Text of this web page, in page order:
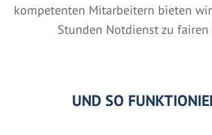
kompetenten Mitarbeitern bieten
Stunden Notdienst zu fairen
UND SO